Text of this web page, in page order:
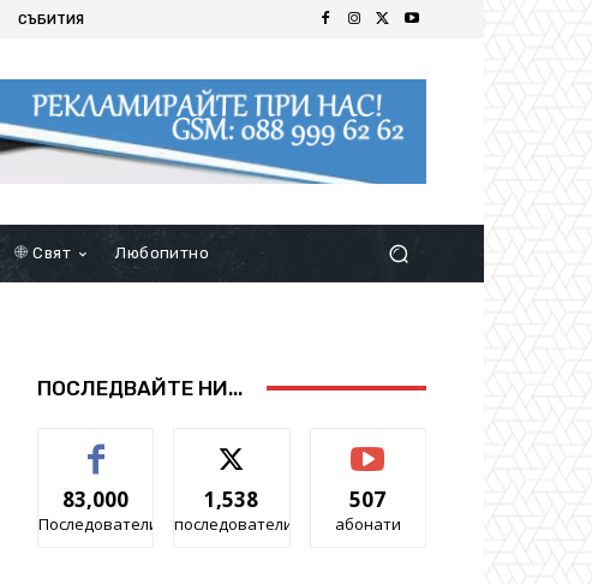
СЪБИТИЯ
Свят Любопитно
ПОСЛЕДВАЙТЕ НИ...
83,000
Последователи
1,538
последователи
507
абонати